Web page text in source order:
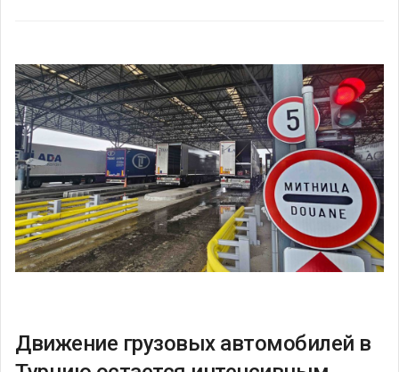
Движение грузовых автомобилей в